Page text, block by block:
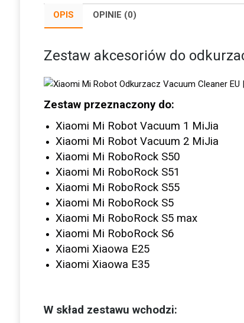
OPIS OPINIE (0)
Zestaw akcesoriów do
Zestaw przeznaczony do:
Xiaomi Mi Robot Vacuum 1 MiJia
Xiaomi Mi Robot Vacuum 2 MiJia
Xiaomi Mi RoboRock S50
Xiaomi Mi RoboRock S51
Xiaomi Mi RoboRock S55
Xiaomi Mi RoboRock S5
Xiaomi Mi RoboRock S5 max
Xiaomi Mi RoboRock S6
Xiaomi Xiaowa E25
Xiaomi Xiaowa E35
W skład zestawu wchodzi: